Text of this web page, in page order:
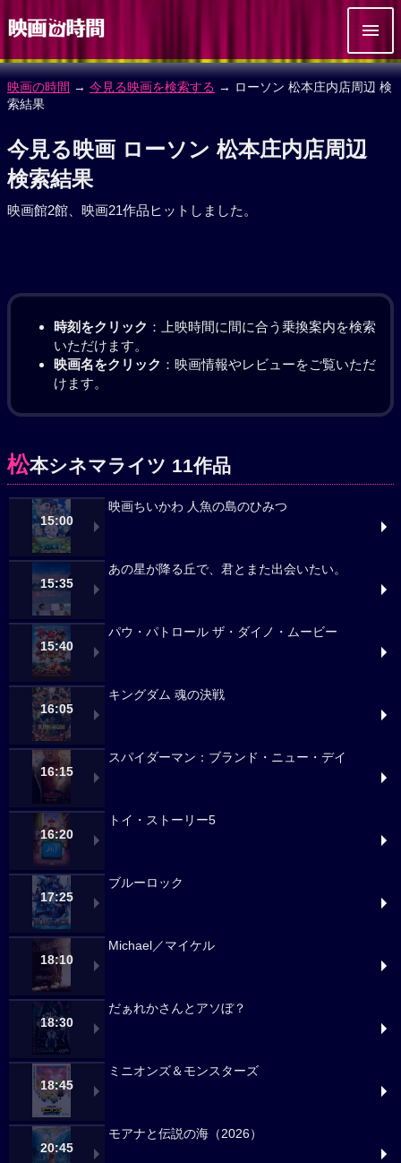
映画の時間 → 今見る映画を検索する → ローソン 松本庄内店周辺 検
索結果
今見る映画 ローソン 松本庄内店周辺
検索結果
映画館2館、映画21作品ヒットしました。
時刻をクリック ：上映時間に間に合う乗換案内を検索
いただけます。
映画名をクリック ：映画情報やレビューをご覧いただ
けます。
松本シネマライツ 11作品
15:00
映画ちいかわ 人魚の島のひみつ
15:35
あの星が降る丘で、君とまた出会いたい。
15:40
パウ・パトロール ザ・ダイノ・ムービー
16:05
キングダム 魂の決戦
16:15
スパイダーマン：ブランド・ニュー・デイ
16:20
トイ・ストーリー5
17:25
ブルーロック
18:10
Michael／マイケル
18:30
だぁれかさんとアソぼ？
18:45
ミニオンズ＆モンスターズ
20:45
モアナと伝説の海（2026）